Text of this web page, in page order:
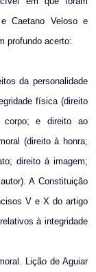
Caetano Veloso e
profundo acerto:
da personalidade
física (direito
e direito ao
(direito à honra;
direito à imagem;
A Constituição
V e X do artigo
à integridade
Lição de Aguiar